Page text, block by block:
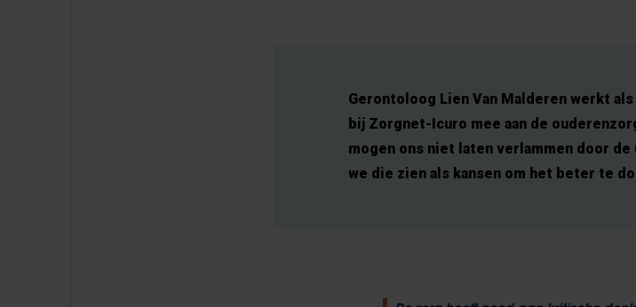
Gerontoloog Lien Van Malderen werkt
bij Zorgnet-Icuro mee aan de
mogen ons niet laten verlammen door
we die zien als kansen om het beter te